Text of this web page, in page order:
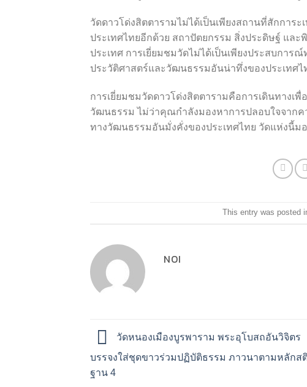
วัดดาวโด่งสิตตารามไม่ได้เป็นเพียงสถานที่สักกา
ประเทศไทยอีกด้วย สถาปัตยกรรม สิ่งประดิษฐ์ แล
ประเทศ การเยี่ยมชมวัดไม่ได้เป็นเพียงประสบการ
ประวัติศาสตร์และวัฒนธรรมอันน่าทึ่งของประเทศไ
การเยี่ยมชมวัดดาวโด่งสิตตารามคือการเดินทางเ
วัฒนธรรม ไม่ว่าคุณกำลังมองหาการปลอบใจจาก
ทางวัฒนธรรมอันมั่งคั่งของประเทศไทย วัดแห่งนี้
This entry was posted
NOI
วัดหนองเมืองบูรพาราม พระอุโบสถอันวิจิตร
บรรจงใส่ชุดขาวร่วมปฏิบัติธรรม ภาวนาตามหลักส
ฐาน 4